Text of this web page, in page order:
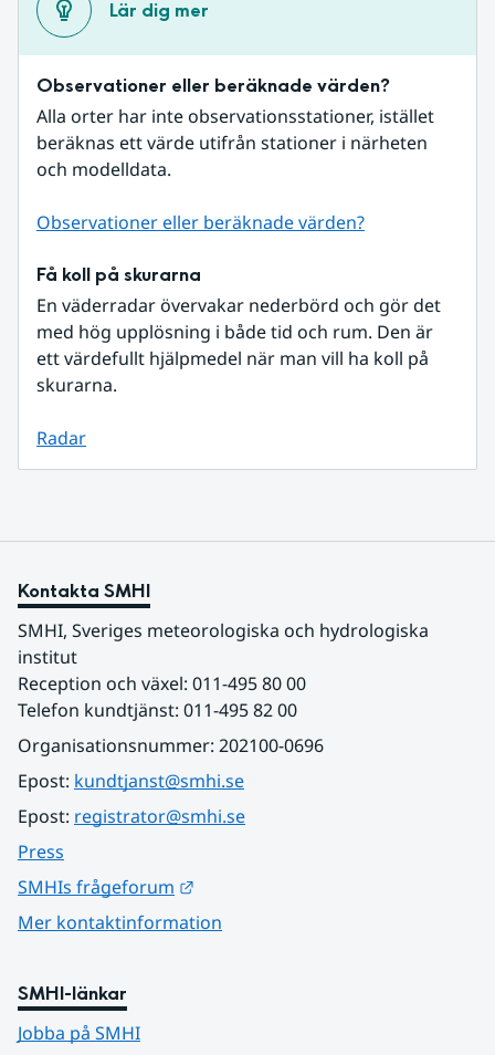
Lär dig mer
Observationer eller beräknade värden?
Alla orter har inte observationsstationer, istället
beräknas ett värde utifrån stationer i närheten
och modelldata.
Observationer eller beräknade värden?
Få koll på skurarna
En väderradar övervakar nederbörd och gör det
med hög upplösning i både tid och rum. Den är
ett värdefullt hjälpmedel när man vill ha koll på
skurarna.
Radar
Kontakta SMHI
SMHI, Sveriges meteorologiska och hydrologiska
institut
Reception och växel: 011-495 80 00
Telefon kundtjänst: 011-495 82 00
Organisationsnummer: 202100-0696
Epost: kundtjanst@smhi.se
Epost: registrator@smhi.se
Press
SMHIs frågeforum
Mer kontaktinformation
SMHI-länkar
Jobba på SMHI